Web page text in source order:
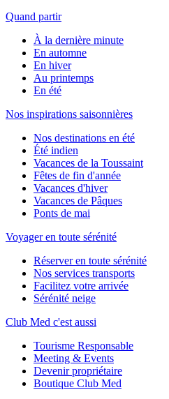
Quand partir
À la dernière minute
En automne
En hiver
Au printemps
En été
Nos inspirations saisonnières
Nos destinations en été
Été indien
Vacances de la Toussaint
Fêtes de fin d'année
Vacances d'hiver
Vacances de Pâques
Ponts de mai
Voyager en toute sérénité
Réserver en toute sérénité
Nos services transports
Facilitez votre arrivée
Sérénité neige
Club Med c'est aussi
Tourisme Responsable
Meeting & Events
Devenir propriétaire
Boutique Club Med